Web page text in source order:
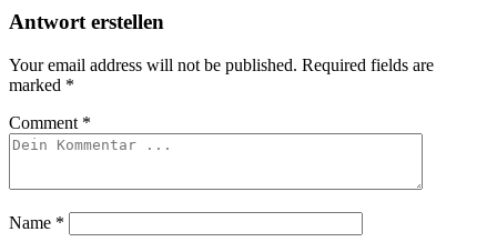
Antwort erstellen
Your email address will not be published. Required fields are
marked *
Comment *
Name *